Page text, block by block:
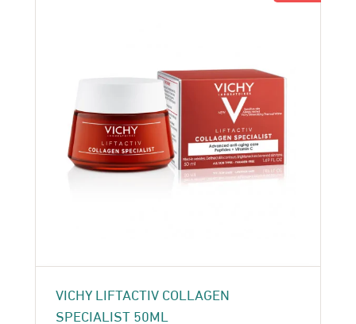
VICHY LIFTACTIV COLLAGEN
SPECIALIST 50ML